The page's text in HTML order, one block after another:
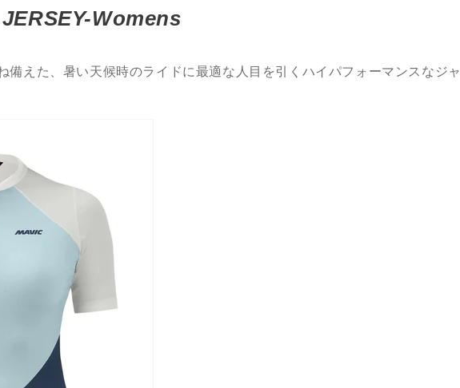
Womens
備えた、暑い天候時のライドに最適な人目を引くハイパフォーマンスなジャ